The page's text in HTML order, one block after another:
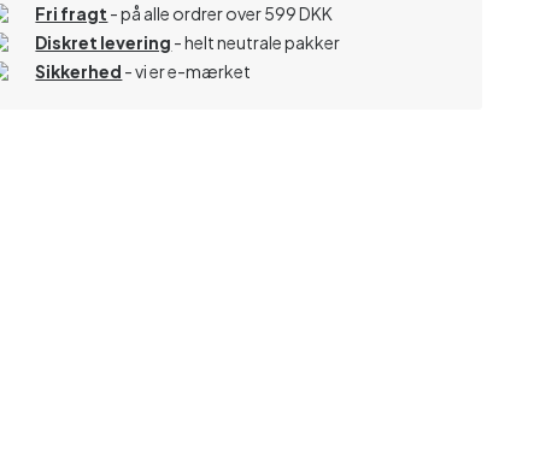
Fri fragt - på alle ordrer over 599 DKK
Diskret levering - helt neutrale pakker
Sikkerhed - vi er e-mærket